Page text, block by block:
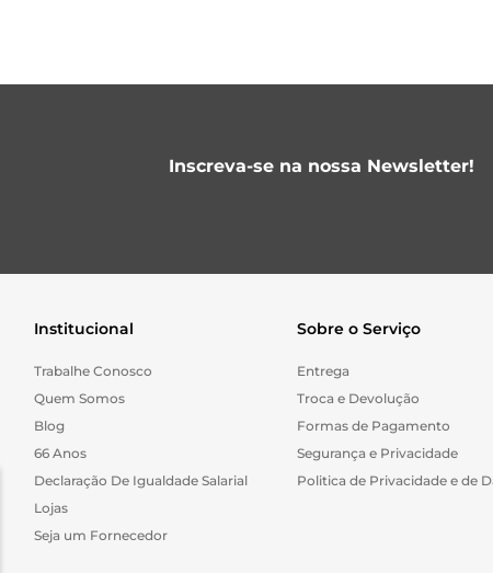
Inscreva-se na nossa Newsletter!
Institucional
Trabalhe Conosco
Quem Somos
Blog
66 Anos
Declaração De Igualdade Salarial
Lojas
Seja um Fornecedor
Sobre o Serviço
Entrega
Troca e Devolução
Formas de Pagamento
Segurança e Privacidade
Politica de Privacidade e de